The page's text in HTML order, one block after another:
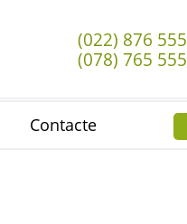
(022) 876 555
(078) 765 555
Contacte